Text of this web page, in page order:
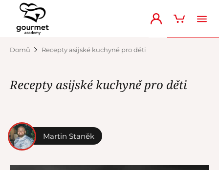
Domů Recepty asijské kuchyně pro děti
Recepty asijské kuchyně pro děti
Martin Staněk